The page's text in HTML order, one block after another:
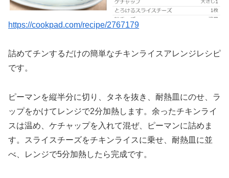
https://cookpad.com/recipe/2767179
詰めてチンするだけの簡単なチキンライスアレンジレシピ
です。
ピーマンを縦半分に切り、タネを抜き、耐熱皿にのせ、ラ
ップをかけてレンジで2分加熱します。余ったチキンライ
スは温め、ケチャップを入れて混ぜ、ピーマンに詰めま
す。スライスチーズをチキンライスに乗せ、耐熱皿に並
べ、レンジで5分加熱したら完成です。